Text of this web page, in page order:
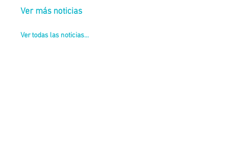
Ver más noticias
Ver todas las noticias...